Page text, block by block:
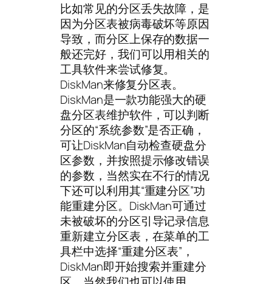
比如常见的分区丢失故障，是
因为分区表被病毒破坏等原因
导致，而分区上保存的数据一
般还完好，我们可以用相关的
工具软件来尝试修复。
DiskMan来修复分区表。
DiskMan是一款功能强大的硬
盘分区表维护软件，可以判断
分区的“系统参数”是否正确，
可让DiskMan自动检查硬盘分
区参数，并按照提示修改错误
的参数，当然实在不行的情况
下还可以利用其“重建分区”功
能重建分区。DiskMan可通过
未被破坏的分区引导记录信息
重新建立分区表，在菜单的工
具栏中选择“重建分区表”，
DiskMan即开始搜索并重建分